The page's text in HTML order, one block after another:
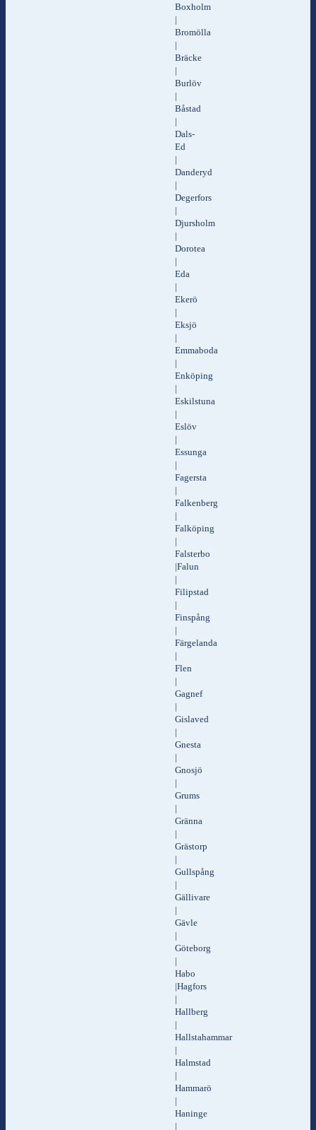
Boxholm
|
Bromölla
|
Bräcke
|
Burlöv
|
Båstad
|
Dals-
Ed
|
Danderyd
|
Degerfors
|
Djursholm
|
Dorotea
|
Eda
|
Ekerö
|
Eksjö
|
Emmaboda
|
Enköping
|
Eskilstuna
|
Eslöv
|
Essunga
|
Fagersta
|
Falkenberg
|
Falköping
|
Falsterbo
|Falun
|
Filipstad
|
Finspång
|
Färgelanda
|
Flen
|
Gagnef
|
Gislaved
|
Gnesta
|
Gnosjö
|
Grums
|
Gränna
|
Grästorp
|
Gullspång
|
Gällivare
|
Gävle
|
Göteborg
|
Habo
|Hagfors
|
Hallberg
|
Hallstahammar
|
Halmstad
|
Hammarö
|
Haninge
|